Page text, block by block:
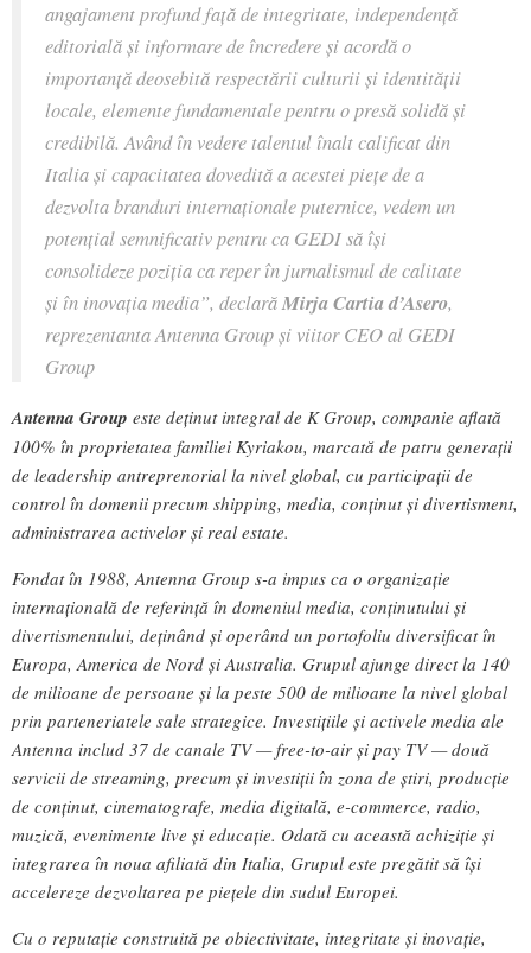
angajament profund față de integritate, independență
editorială și informare de încredere și acordă o
importanță deosebită respectării culturii și identității
locale, elemente fundamentale pentru o presă solidă și
credibilă. Având în vedere talentul înalt calificat din
Italia și capacitatea dovedită a acestei piețe de a
dezvolta branduri internaționale puternice, vedem un
potențial semnificativ pentru ca GEDI să își
consolideze poziția ca reper în jurnalismul de calitate
și în inovația media”, declarăMirja Cartia d’Asero,
reprezentanta Antenna Group și viitor CEO al GEDI
Group
Antenna Group este deținut integral de K Group, companie aflată
100% în proprietatea familiei Kyriakou, marcată de patru generații
de leadership antreprenorial la nivel global, cu participații de
control în domenii precum shipping, media, conținut și divertisment,
administrarea activelor și real estate.
Fondat în 1988, Antenna Group s-a impus ca o organizație
internațională de referință în domeniul media, conținutului și
divertismentului, deținând și operând un portofoliu diversificat în
Europa, America de Nord și Australia. Grupul ajunge direct la 140
de milioane de persoane și la peste 500 de milioane la nivel global
prin parteneriatele sale strategice. Investițiile și activele media ale
Antenna includ 37 de canale TV — free-to-air și pay TV — două
servicii de streaming, precum și investiții în zona de știri, producție
de conținut, cinematografe, media digitală, e-commerce, radio,
muzică, evenimente live și educație. Odată cu această achiziție și
integrarea în noua afiliată din Italia, Grupul este pregătit să își
accelereze dezvoltarea pe piețele din sudul Europei.
Cu o reputație construită pe obiectivitate, integritate și inovație,